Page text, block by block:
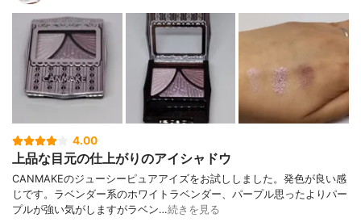
4.00
上品な目元の仕上がりのアイシャドウ
CANMAKEのジューシーピュアアイズをお試ししました。発色が良い感
じです。ラベンダー系のホワイトラベンダー、パープル思ったよりパー
プルが強い気がしますがラベン…続きを見る